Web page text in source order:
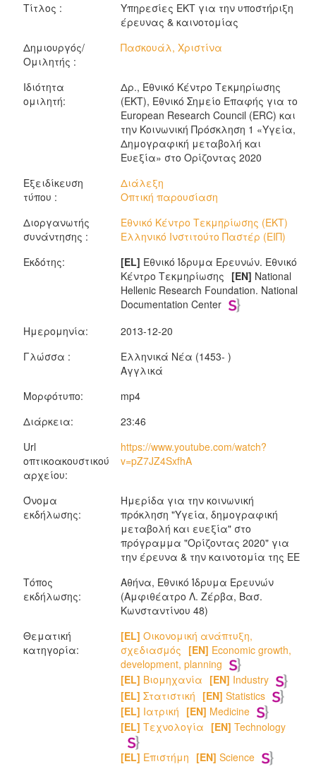
την καινοτομία της
ΕΕ, 2ο Μέρος
Τίτλος :
Υπηρεσίες ΕΚΤ για την υποστήριξη
έρευνας & καινοτομίας
Δημιουργός/
Ομιλητής :
Πασκουάλ, Χριστίνα
Ιδιότητα
ομιλητή:
Δρ., Εθνικό Κέντρο Τεκμηρίωσης
(ΕΚΤ), Εθνικό Σημείο Επαφής για το
European Research Council (ERC) και
την Κοινωνική Πρόσκληση 1 «Υγεία,
Δημογραφική μεταβολή και
Ευεξία» στο Ορίζοντας 2020
Εξειδίκευση
τύπου :
Διάλεξη
Οπτική παρουσίαση
Διοργανωτής
συνάντησης :
Εθνικό Κέντρο Τεκμηρίωσης (ΕΚΤ)
Ελληνικό Ινστιτούτο Παστέρ (ΕΙΠ)
Εκδότης:
[EL] Εθνικό Ίδρυμα Ερευνών. Εθνικό
Κέντρο Τεκμηρίωσης [EN] National
Hellenic Research Foundation. National
Documentation Center
Ημερομηνία:
2013-12-20
Γλώσσα :
Ελληνικά Νέα (1453- )
Αγγλικά
Μορφότυπο:
mp4
Διάρκεια:
23:46
Url
οπτικοακουστικού
αρχείου:
https://www.youtube.com/watch?
v=pZ7JZ4SxfhA
Όνομα
εκδήλωσης:
Ημερίδα για την κοινωνική
πρόκληση "Υγεία, δημογραφική
μεταβολή και ευεξία" στο
πρόγραμμα "Oρίζοντας 2020" για
την έρευνα & την καινοτομία της ΕΕ
Τόπος
εκδήλωσης:
Αθήνα, Εθνικό Ίδρυμα Ερευνών
(Αμφιθέατρο Λ. Ζέρβα, Bασ.
Κωνσταντίνου 48)
Θεματική
κατηγορία:
[EL] Οικονομική ανάπτυξη,
σχεδιασμός [EN] Economic growth,
development, planning
[EL] Βιομηχανία [EN] Industry
[EL] Στατιστική [EN] Statistics
[EL] Ιατρική [EN] Medicine
[EL] Τεχνολογία [EN] Technology
[EL] Επιστήμη [EN] Science